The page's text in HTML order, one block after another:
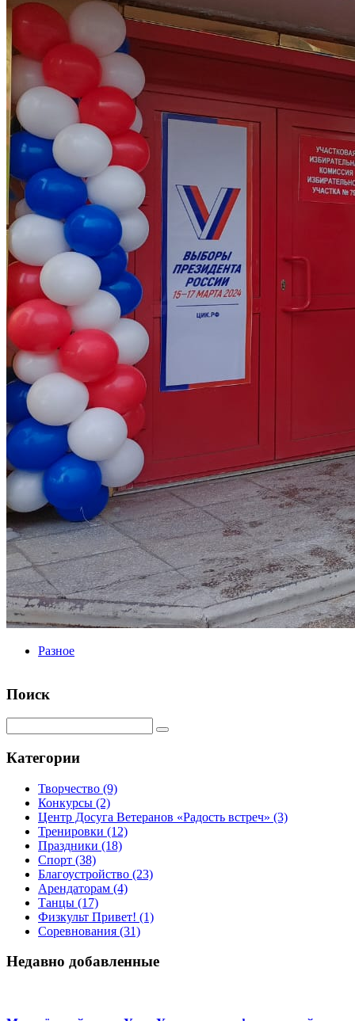
Разное
Поиск
Категории
Творчество (9)
Конкурсы (2)
Центр Досуга Ветеранов «Радость встреч» (3)
Тренировки (12)
Праздники (18)
Спорт (38)
Благоустройство (23)
Арендаторам (4)
Танцы (17)
Физкульт Привет! (1)
Соревнования (31)
Недавно добавленные